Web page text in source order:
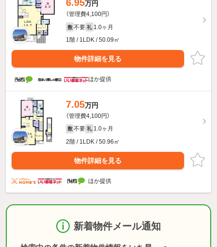
6.95万円
（管理費4,100円）
敷 不要 礼 1.0ヶ月
1階 / 1LDK / 50.09㎡
物件詳細を見る
ほか提供
7.05万円
（管理費4,100円）
敷 不要 礼 1.0ヶ月
2階 / 1LDK / 50.96㎡
物件詳細を見る
ほか提供
新着物件メール通知